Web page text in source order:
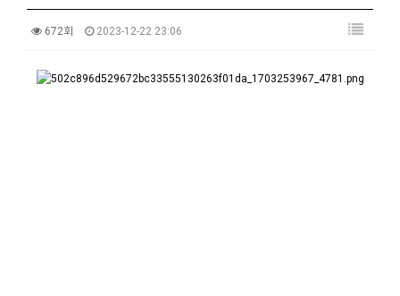
672회 2023-12-22 23:06